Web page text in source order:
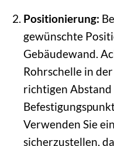
Positionierung:
gewünschte
Gebäudewand.
Rohrschelle in
richtigen Abstand
Verwenden Sie
sicherzustellen,